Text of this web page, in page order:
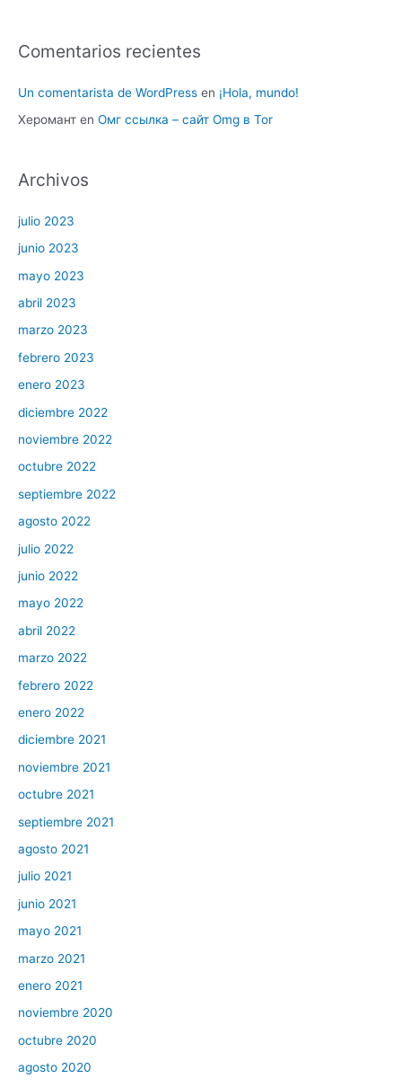
Comentarios recientes
Un comentarista de WordPress en ¡Hola, mundo!
Херомант en Омг ссылка – сайт Omg в Tor
Archivos
julio 2023
junio 2023
mayo 2023
abril 2023
marzo 2023
febrero 2023
enero 2023
diciembre 2022
noviembre 2022
octubre 2022
septiembre 2022
agosto 2022
julio 2022
junio 2022
mayo 2022
abril 2022
marzo 2022
febrero 2022
enero 2022
diciembre 2021
noviembre 2021
octubre 2021
septiembre 2021
agosto 2021
julio 2021
junio 2021
mayo 2021
marzo 2021
enero 2021
noviembre 2020
octubre 2020
agosto 2020